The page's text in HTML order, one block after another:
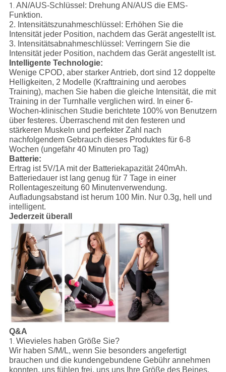
1. AN/AUS-Schlüssel: Drehung AN/AUS die EMS-
Funktion.
2. Intensitätszunahmeschlüssel: Erhöhen Sie die
Intensität jeder Position, nachdem das Gerät angestellt ist.
3. Intensitätsabnahmeschlüssel: Verringern Sie die
Intensität jeder Position, nachdem das Gerät angestellt ist.
Intelligente Technologie:
Wenige CPOD, aber starker Antrieb, dort sind 12 doppelte
Helligkeiten, 2 Modelle (Krafttraining und aerobes
Training), machen Sie haben die gleiche Intensität, die mit
Training in der Turnhalle verglichen wird. In einer 6-
Wochen-klinischen Studie berichtete 100% von Benutzern
über festeres. Überraschend mit den festeren und
stärkeren Muskeln und perfekter Zahl nach
nachfolgendem Gebrauch dieses Produktes für 6-8
Wochen (ungefähr 40 Minuten pro Tag)
Batterie:
Ertrag ist 5V/1A mit der Batteriekapazität 240mAh.
Batteriedauer ist lang genug für 7 Tage in einer
Rollentageszeitung 60 Minutenverwendung.
Aufladungsabstand ist herum 100 Min. Nur 0.3g, hell und
intelligent.
Jederzeit überall
Q&A
1. Wievieles haben Größe Sie?
Wir haben S/M/L, wenn Sie besonders angefertigt
brauchen und die kundengebundene Gebühr annehmen
konnten, uns fühlen frei, uns uns Ihre Größe des Beines,